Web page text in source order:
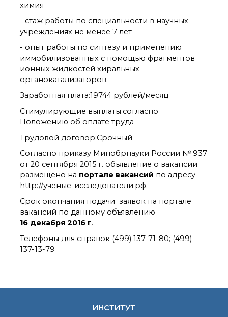
химия
- стаж работы по специальности в научных
учреждениях не менее 7 лет
- опыт работы по синтезу и применению
иммобилизованных с помощью фрагментов
ионных жидкостей хиральных
органокатализаторов.
Заработная плата:19744 рублей/месяц
Стимулирующие выплаты:согласно
Положению об оплате труда
Трудовой договор:Срочный
Согласно приказу Минобрнауки России № 937
от 20 сентября 2015 г. объявление о вакансии
размещено на портале вакансий по адресу
http://ученые-исследователи.рф.
Срок окончания подачи заявок на портале
вакансий по данному объявлению
16 декабря 2016 г.
Телефоны для справок (499) 137-71-80; (499)
137-13-79
ИНСТИТУТ